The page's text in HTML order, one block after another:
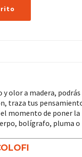
y olor a madera,
traza tus
el momento de poner
bolígrafo, pluma o